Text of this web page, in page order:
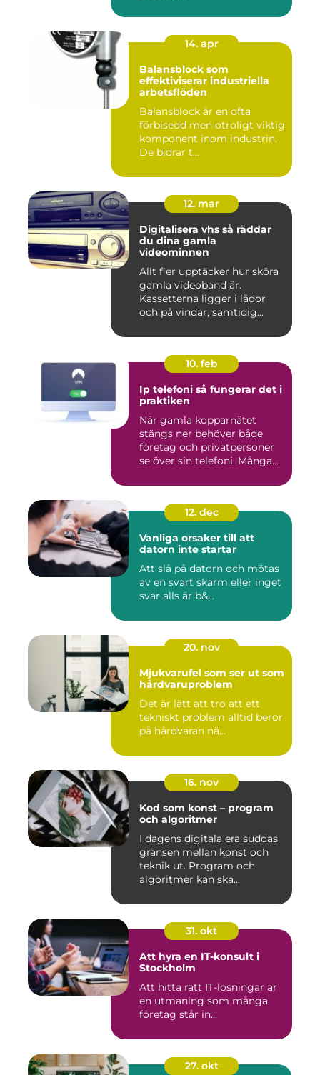
14. apr
Balansblock som
effektiviserar industriella
arbetsflöden
Balansblock är en ofta
förbisedd men otroligt viktig
komponent inom industrin.
De bidrar t...
12. mar
Digitalisera vhs så räddar
du dina gamla
videominnen
Allt fler upptäcker hur sköra
gamla videoband är.
Kassetterna ligger i lådor
och på vindar, samtidig...
10. feb
Ip telefoni så fungerar det i
praktiken
När gamla kopparnätet
stängs ner behöver både
företag och privatpersoner
se över sin telefoni. Många...
12. dec
Vanliga orsaker till att
datorn inte startar
Att slå på datorn och mötas
av en svart skärm eller inget
svar alls är b&...
20. nov
Mjukvarufel som ser ut som
hårdvaruproblem
Det är lätt att tro att ett
tekniskt problem alltid beror
på hårdvaran nä...
16. nov
Kod som konst – program
och algoritmer
I dagens digitala era suddas
gränsen mellan konst och
teknik ut. Program och
algoritmer kan ska...
31. okt
Att hyra en IT-konsult i
Stockholm
Att hitta rätt IT-lösningar är
en utmaning som många
företag står in...
27. okt